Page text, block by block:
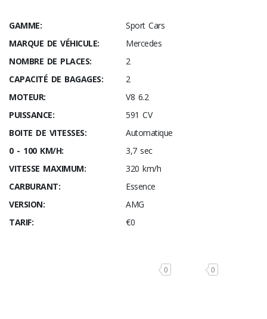
GAMME:
Sport Cars
MARQUE DE VÉHICULE:
Mercedes
NOMBRE DE PLACES:
2
CAPACITÉ DE BAGAGES:
2
MOTEUR:
V8 6.2
PUISSANCE:
591 CV
BOITE DE VITESSES:
Automatique
0 - 100 KM/H:
3,7 sec
VITESSE MAXIMUM:
320 km/h
CARBURANT:
Essence
VERSION:
AMG
TARIF:
€0
0 0